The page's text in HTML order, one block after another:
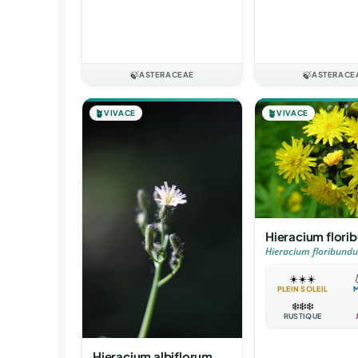
🍃ASTERACEAE 🍃
🪴VIVACE 🪴VIVACE
Hieracium
Hieracium
☀️☀️☀️
PLEIN SOLEIL
❄️❄️❄️
RUSTIQUE